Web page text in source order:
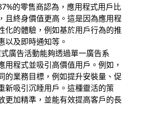
的零售商認為，應用程式用戶比
且終身價值更高。這是因為應用程
化的體驗，例如基於用戶行為的推
以及即時通知等。
廣告活動能夠透過單一廣告系
用程式並吸引高價值用戶。例如，
的業務目標，例如提升安裝量、促
新吸引沉睡用戶。這種靈活的策
更加精準，並能有效提高客戶的長